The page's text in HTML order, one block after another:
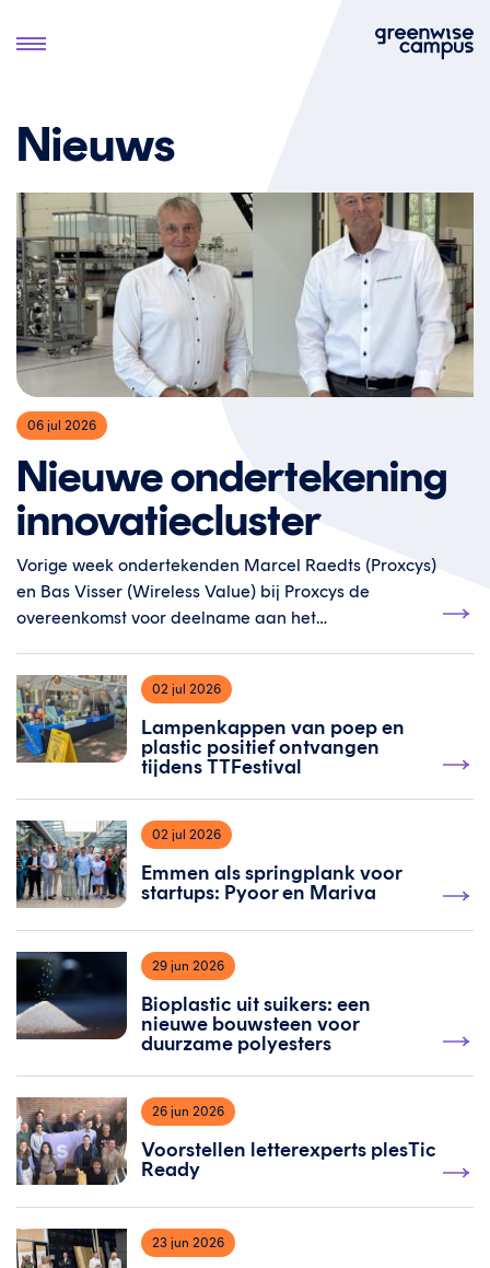
Nieuws
06 jul 2026
Nieuwe ondertekening
innovatiecluster
Vorige week ondertekenden Marcel Raedts (Proxcys)
en Bas Visser (Wireless Value) bij Proxcys de
overeenkomst voor deelname aan het
Fresenius Kabi en Menicon. Het innovatiecluster richt
zich op het thema Smart Sustainable Manufacturing.
Namens Greenwise Campus was Niek Wehkamp
aanwezig bij dit moment.
02 jul 2026
Lampenkappen van poep en
plastic positief ontvangen
tijdens TTFestival
02 jul 2026
Emmen als springplank voor
startups: Pyoor en Mariva
29 jun 2026
Bioplastic uit suikers: een
nieuwe bouwsteen voor
duurzame polyesters
26 jun 2026
Voorstellen letterexperts plesTic
Ready
23 jun 2026